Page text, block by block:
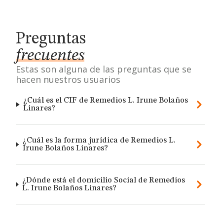
Preguntas
frecuentes
Estas son alguna de las preguntas que se
hacen nuestros usuarios
¿Cuál es el CIF de Remedios L. Irune Bolaños
Linares?
¿Cuál es la forma jurídica de Remedios L.
Irune Bolaños Linares?
¿Dónde está el domicilio Social de Remedios
L. Irune Bolaños Linares?